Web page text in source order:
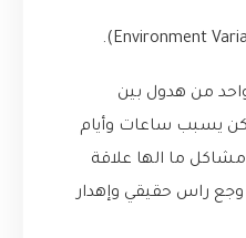
من هدول بين
يسبب ساعات وأيام
ما الها علاقة
راس حقيقي وإهدار